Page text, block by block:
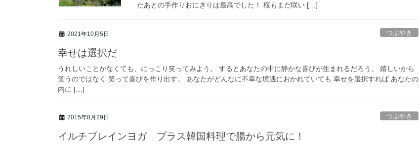
たあとの手作りおにぎりは最高でした！ 桜もまだ咲い […]
2021年10月5日 つぶやき
幸せは選択だ
うれしいことがなくても、にっこり笑ってみよう。 するとあなたの中に静かな喜びが生まれるだろう。 嬉しいから
笑うのではなく 笑って喜びを作り出す。 あなたがどんなに不幸な境遇におかれていても 幸せを選択すれば あなたの
内に […]
2015年8月29日 つぶやき
イルチブレインヨガ プラス韓国料理で腸から元気に！